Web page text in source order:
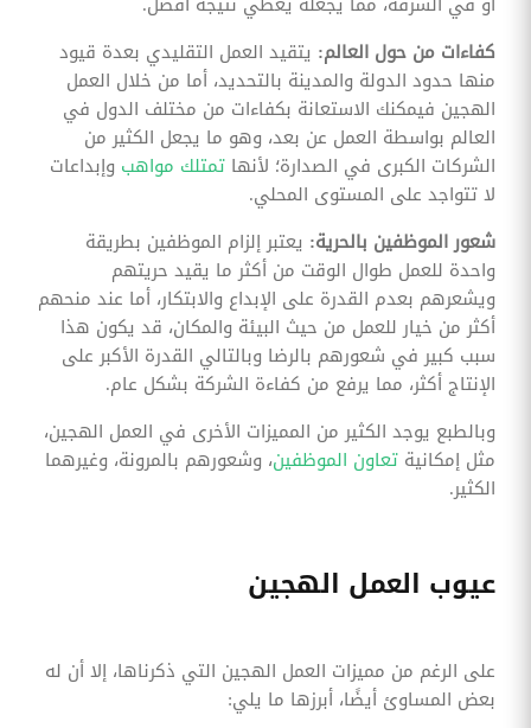
كفاءات من حول العالم: يتقيد العمل التقليدي بعدة قيود
منها حدود الدولة والمدينة بالتحديد، أما من خلال العمل
الهجين فيمكنك الاستعانة بكفاءات من مختلف الدول في
العالم بواسطة العمل عن بعد، وهو ما يجعل الكثير من
الشركات الكبرى في الصدارة؛ لأنها تمتلك مواهب وإبداعات
لا تتواجد على المستوى المحلي.
شعور الموظفين بالحرية: يعتبر إلزام الموظفين بطريقة
واحدة للعمل طوال الوقت من أكثر ما يقيد حريتهم
ويشعرهم بعدم القدرة على الإبداع والابتكار، أما عند منحهم
أكثر من خيار للعمل من حيث البيئة والمكان، قد يكون هذا
سبب كبير في شعورهم بالرضا وبالتالي القدرة الأكبر على
الإنتاج أكثر، مما يرفع من كفاءة الشركة بشكل عام.
وبالطبع يوجد الكثير من المميزات الأخرى في العمل الهجين،
مثل إمكانية تعاون الموظفين، وشعورهم بالمرونة، وغيرهما
الكثير.
عيوب العمل الهجين
على الرغم من مميزات العمل الهجين التي ذكرناها، إلا أن له
بعض المساوئ أيضًا، أبرزها ما يلي: